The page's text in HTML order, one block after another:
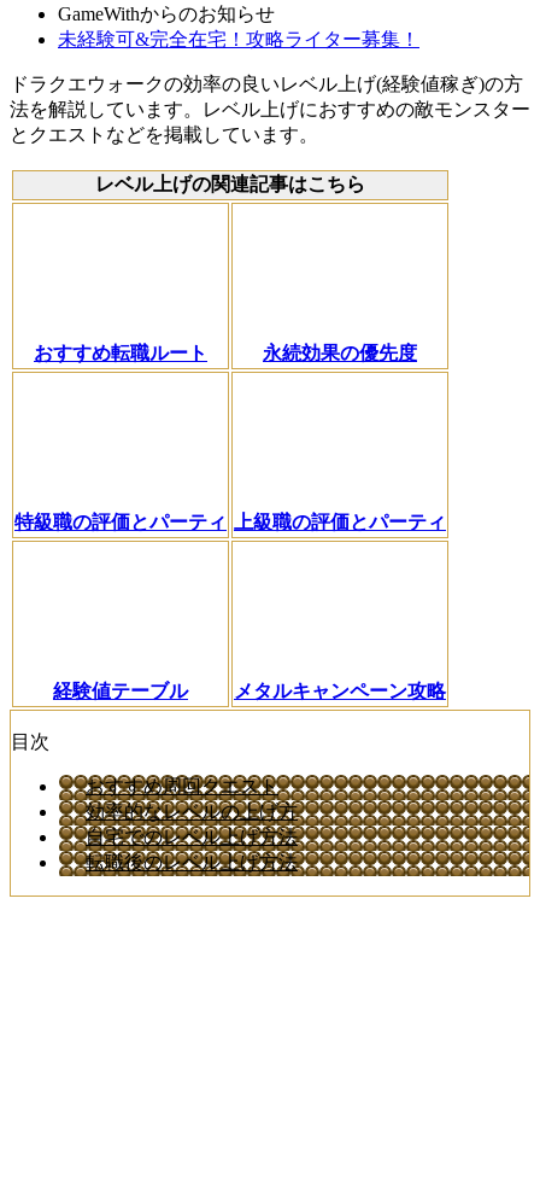
GameWithからのお知らせ
未経験可&完全在宅！攻略ライター募集！
ドラクエウォークの効率の良いレベル上げ(経験値稼ぎ)の方
法を解説しています。レベル上げにおすすめの敵モンスター
とクエストなどを掲載しています。
レベル上げの関連記事はこちら
おすすめ転職ルート 永続効果の優先度
特級職の評価とパーティ 上級職の評価とパーティ
経験値テーブル メタルキャンペーン攻略
目次
おすすめ周回クエスト
効率的なレベルの上げ方
自宅でのレベル上げ方法
転職後のレベル上げ方法